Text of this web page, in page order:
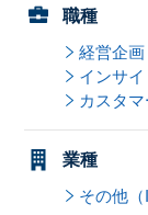
職種
経営企画
インサ
カスタ
業種
その他（